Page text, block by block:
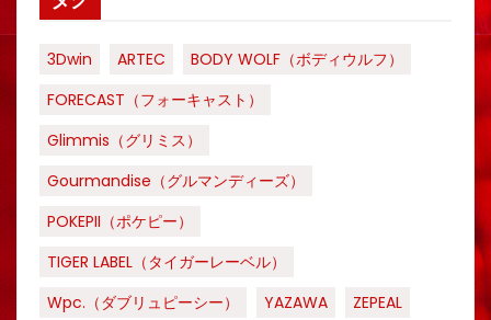
3Dwin ARTEC
BODY WOLF（ボディウルフ）
FORECAST（フォーキャスト）
Glimmis（グリミス）
Gourmandise（グルマンディーズ）
POKEPII（ポケピー）
TIGER LABEL（タイガーレーベル）
Wpc.（ダブリュピーシー）
YAZAWA
ZEPEAL